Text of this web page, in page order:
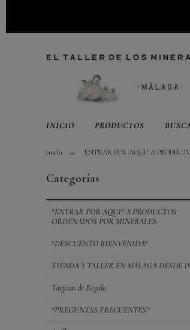
INICIO PRODUCTOS
Inicio "ENTRAR POR AQUI" A
Categorías
"ENTRAR POR AQUI" A PRODUCTOS
ORDENADOS POR MINERALES
"DESCUENTO BIENVENIDA"
TIENDA Y TALLER EN MÁLAGA DESDE
Tarjetas de Regalo
"PREGUNTAS FRECUENTES"